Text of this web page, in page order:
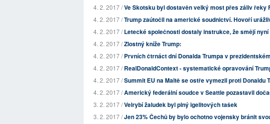
4. 2. 2017 /Ve Skotsku byl dostavěn velký most přes záliv řeky
4. 2. 2017 /Trump zaútočil na americké soudnictví. Hovoří
4. 2. 2017 /Letecké společnosti dostaly instrukce, že smějí
4. 2. 2017 /Zlostný kníže Trump:
4. 2. 2017 /Prvních čtrnáct dní Donalda Trumpa v
4. 2. 2017 /RealDonaldContext - systematické opravování
4. 2. 2017 /Summit EU na Maltě se ostře vymezil proti Donaldu
4. 2. 2017 /Americký federální soudce v Seattle pozastavil
3. 2. 2017 /Velrybí žaludek byl plný igelitových tašek
3. 2. 2017 /Jen 23% Čechů by bylo ochotno vojensky bránit